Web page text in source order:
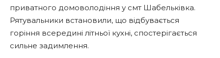
приватного домоволодіння у смт Шабельківка.
Рятувальники встановили, що відбувається
горіння всередині літньої кухні, спостерігається
сильне задимлення.